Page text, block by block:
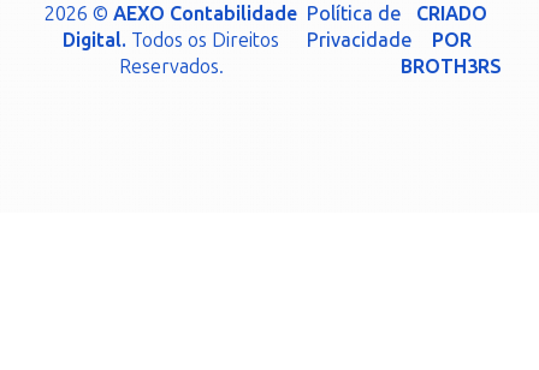
2026 ©AEXO Contabilidade
Digital. Todos os Direitos
Reservados.
Política de
Privacidade
CRIADO
POR
BROTH3RS